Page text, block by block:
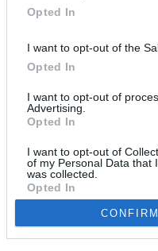
Opted In
I want to opt-out of the
Opted In
I want to opt-out of
Advertising.
Opted In
I want to opt-out of
of my Personal Data that
was collected.
Opted In
CONFIRM
España impone controles a los
Meloni a quitarlos
Qué hay detrás de la embestida
tras pasar los controles: “Es ridículo